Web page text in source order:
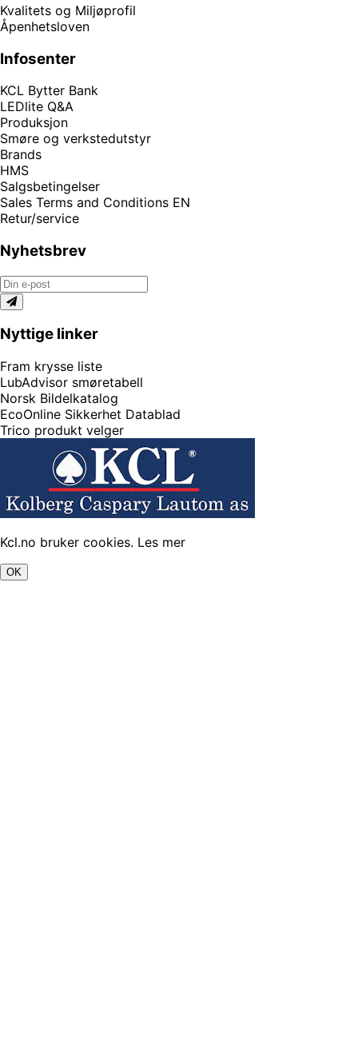
Kvalitets og Miljøprofil
Åpenhetsloven
Infosenter
KCL Bytter Bank
LEDlite Q&A
Produksjon
Smøre og verkstedutstyr
Brands
HMS
Salgsbetingelser
Sales Terms and Conditions EN
Retur/service
Nyhetsbrev
Nyttige linker
Fram krysse liste
LubAdvisor smøretabell
Norsk Bildelkatalog
EcoOnline Sikkerhet Datablad
Trico produkt velger
Kcl.no bruker cookies. Les mer
OK